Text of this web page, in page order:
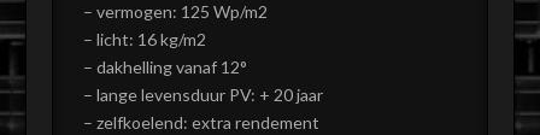
– vermogen: 125 Wp/m2
– licht: 16 kg/m2
– dakhelling vanaf 12°
– lange levensduur PV: + 20 jaar
– zelfkoelend: extra rendement